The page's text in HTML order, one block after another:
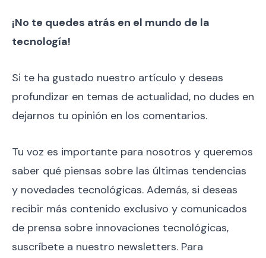
¡No te quedes atrás en el mundo de la
tecnología!
Si te ha gustado nuestro artículo y deseas
profundizar en temas de actualidad, no dudes en
dejarnos tu opinión en los comentarios.
Tu voz es importante para nosotros y queremos
saber qué piensas sobre las últimas tendencias
y novedades tecnológicas. Además, si deseas
recibir más contenido exclusivo y comunicados
de prensa sobre innovaciones tecnológicas,
suscríbete a nuestro newsletters. Para